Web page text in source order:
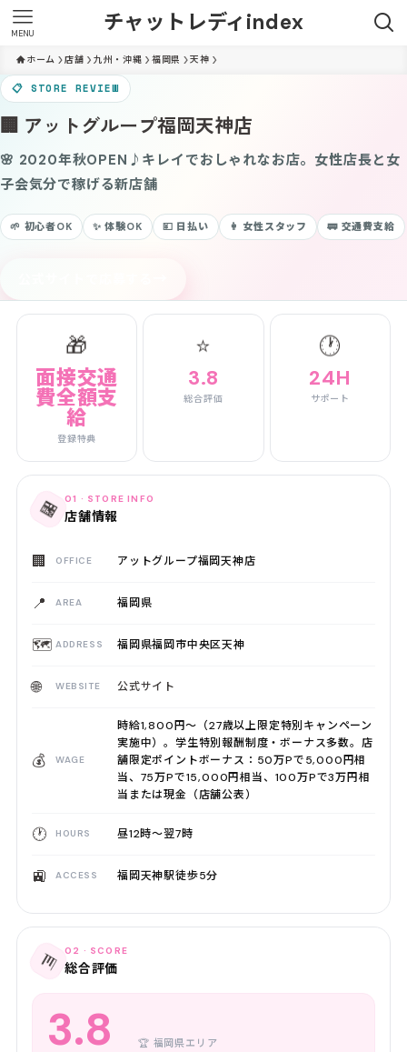
チャットレディindex
MENU
ホーム 店舗 九州・沖縄 福岡県 天神
📋 STORE REVIEW
🏢 アットグループ福岡天神店
🌸 2020年秋OPEN♪キレイでおしゃれなお店。女性店長と女
子会気分で稼げる新店舗
🌱 初心者OK ✨ 体験OK 💴 日払い 👩 女性スタッフ 🚃 交通費支給
🎁
面接交通
費全額支
給
登録特典
⭐
3.8
総合評価
🕐
24H
サポート
🏪 01 · STORE INFO
店舗情報
🏢 OFFICE アットグループ福岡天神店
📍 AREA 福岡県
🗺️ ADDRESS 福岡県福岡市中央区天神
🌐 WEBSITE 公式サイト
💰 WAGE
時給1,800円〜（27歳以上限定特別キャンペーン
実施中）。学生特別報酬制度・ボーナス多数。店
舗限定ポイントボーナス：50万Pで5,000円相
当、75万Pで15,000円相当、100万Pで3万円相
当または現金（店舗公表）
🕐 HOURS 昼12時〜翌7時
🚉 ACCESS 福岡天神駅徒歩5分
📊 02 · SCORE
総合評価
3.8
🏆 福岡県エリア